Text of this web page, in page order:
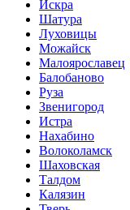
Искра
Шатура
Луховицы
Можайск
Малоярославец
Балобаново
Руза
Звенигород
Истра
Нахабино
Волоколамск
Шаховская
Талдом
Калязин